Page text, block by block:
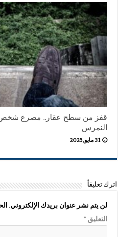
قفز من سطح عقار.. مصرع شخص
النمرس
31 مايو,2025
اترك تعليقاً
لن يتم نشر عنوان بريدك الإلكتروني.
التعليق*